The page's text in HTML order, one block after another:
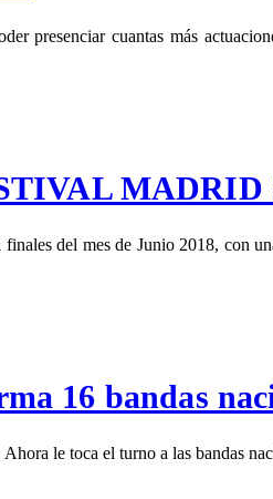
cuantas más
MADRID
del mes de Junio 2018, con
16 bandas
le toca el turno a las bandas